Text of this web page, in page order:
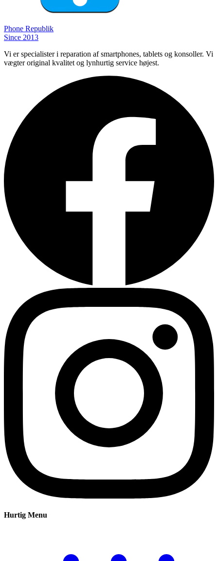
Phone Republik
Since 2013
Vi er specialister i reparation af smartphones, tablets og konsoller. Vi
vægter original kvalitet og lynhurtig service højest.
Hurtig Menu